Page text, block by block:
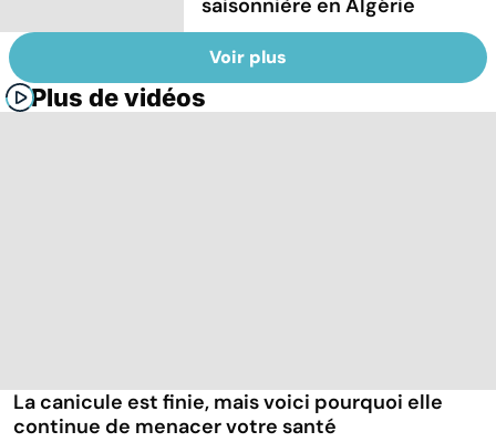
Voir plus
Plus de vidéos
La canicule est finie, mais voici pourquoi elle
continue de menacer votre santé